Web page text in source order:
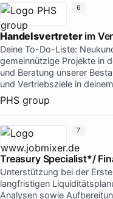
Handelsvertreterim
Deine To-Do-Liste:
gemeinnützige Projekte in
und Beratung unserer
und Vertriebsziele in
PHS group
6
Treasury Specialist*/
Unterstützung bei der
langfristigen
Analysen sowie
7